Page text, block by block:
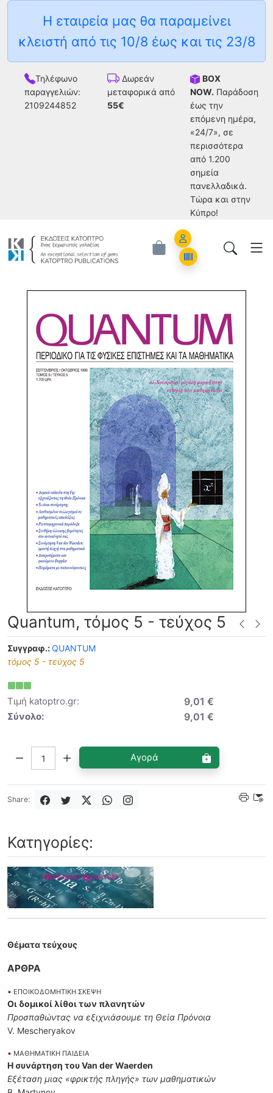
Η εταιρεία μας θα παραμείνει
κλειστή από τις 10/8 έως και τις 23/8
Τηλέφωνο
παραγγελιών:
2109244852
Δωρεάν
μεταφορικά από
55€
BOX
NOW. Παράδοση
έως την
επόμενη ημέρα,
«24/7», σε
περισσότερα
από 1.200
σημεία
πανελλαδικά.
Tώρα και στην
Κύπρο!
Account
Orders
Quantum, τόμος 5 - τεύχος 5
Συγγραφ.:QUANTUM
τόμος 5 - τεύχος 5
Τιμή katoptro.gr: 9,01 €
Σύνολο: 9,01 €
Αγορά
Share:
Κατηγορίες:
Θέματα τεύχους
ΑΡΘΡΑ
• ΕΠΟΙΚΟΔΟΜΗΤΙΚΗ ΣΚΕΨΗ
Οι δομικοί λίθοι των πλανητών
Προσπαθώντας να εξιχνιάσουμε τη Θεία Πρόνοια
V. Mescheryakov
• ΜΑΘΗΜΑΤΙΚΗ ΠΑΙΔΕΙΑ
Η συνάρτηση του Van der Waerden
Εξέταση μιας «φρικτής πληγής» των μαθηματικών